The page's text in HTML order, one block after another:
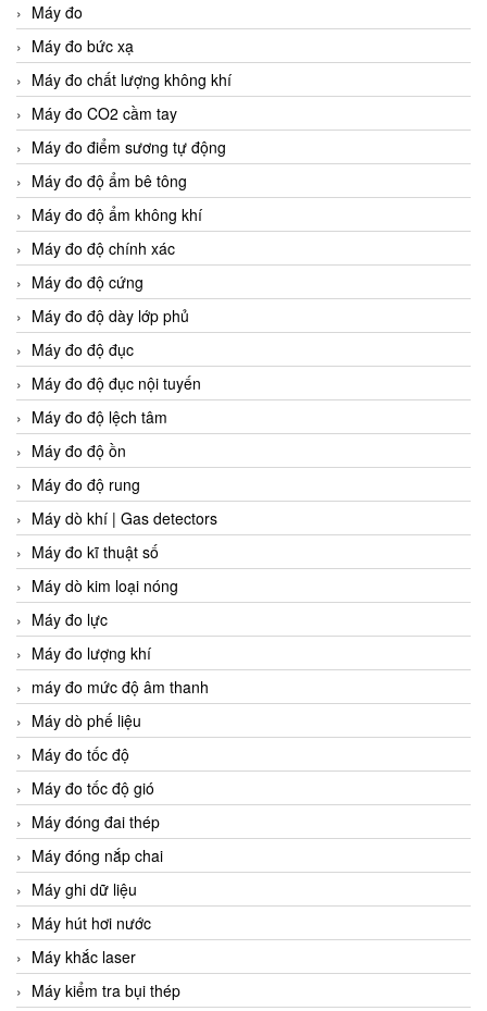
Máy đo
Máy đo bức xạ
Máy đo chất lượng không khí
Máy đo CO2 cầm tay
Máy đo điểm sương tự động
Máy đo độ ẩm bê tông
Máy đo độ ẩm không khí
Máy đo độ chính xác
Máy đo độ cứng
Máy đo độ dày lớp phủ
Máy đo độ đục
Máy đo độ đục nội tuyến
Máy đo độ lệch tâm
Máy đo độ ồn
Máy đo độ rung
Máy dò khí | Gas detectors
Máy đo kĩ thuật số
Máy dò kim loại nóng
Máy đo lực
Máy đo lượng khí
máy đo mức độ âm thanh
Máy dò phế liệu
Máy đo tốc độ
Máy đo tốc độ gió
Máy đóng đai thép
Máy đóng nắp chai
Máy ghi dữ liệu
Máy hút hơi nước
Máy khắc laser
Máy kiểm tra bụi thép